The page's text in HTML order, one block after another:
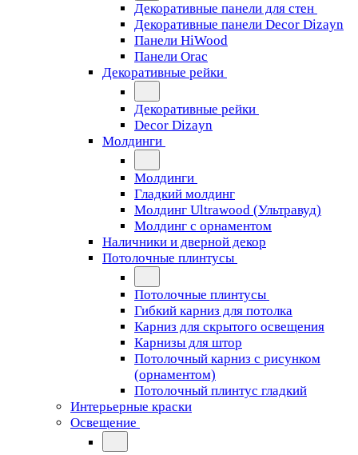
Декоративные панели для стен
Декоративные панели Decor Dizayn
Панели HiWood
Панели Orac
Декоративные рейки
Декоративные рейки
Decor Dizayn
Молдинги
Молдинги
Гладкий молдинг
Молдинг Ultrawood (Ультравуд)
Молдинг с орнаментом
Наличники и дверной декор
Потолочные плинтусы
Потолочные плинтусы
Гибкий карниз для потолка
Карниз для скрытого освещения
Карнизы для штор
Потолочный карниз с рисунком
(орнаментом)
Потолочный плинтус гладкий
Интерьерные краски
Освещение